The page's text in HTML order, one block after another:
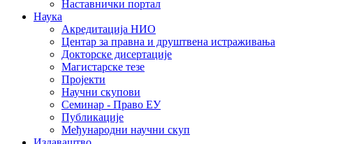
Наставнички портал
Наука
Акредитација НИО
Центар за правна и друштвена истраживања
Докторске дисертације
Магистарске тезе
Пројекти
Научни скупови
Семинар - Право ЕУ
Публикације
Међународни научни скуп